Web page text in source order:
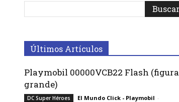
Últimos Artículos
Playmobil 00000VCB22 Flash (figura
grande)
DC Super Héroes El Mundo Click - Playmobil -